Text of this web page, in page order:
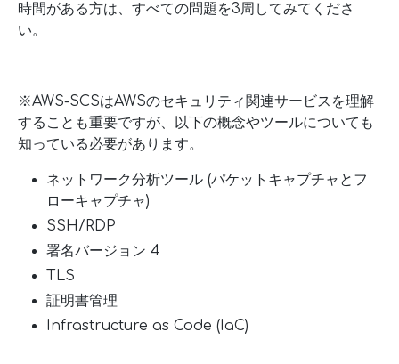
時間がある方は、すべての問題を3周してみてくださ
い。
※AWS-SCSはAWSのセキュリティ関連サービスを理解
することも重要ですが、以下の概念やツールについても
知っている必要があります。
ネットワーク分析ツール (パケットキャプチャとフ
ローキャプチャ)
SSH/RDP
署名バージョン 4
TLS
証明書管理
Infrastructure as Code (IaC)